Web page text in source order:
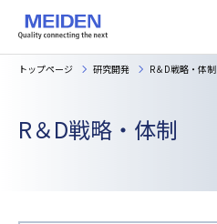
トップページ 研究開発 R＆D戦略・体制
R＆D戦略・体制